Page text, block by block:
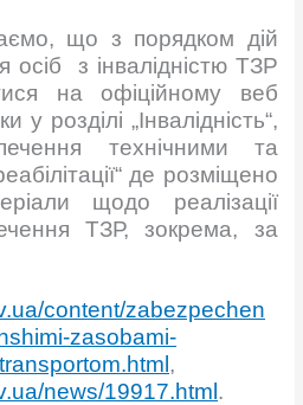
що з порядком дій
осіб з інвалідністю ТЗР
на офіційному веб
у розділі „Інвалідність“,
технічними та
де розміщено
щодо реалізації
ТЗР, зокрема, за
content/zabezpechen
zasobami-
,
news/19917.html.